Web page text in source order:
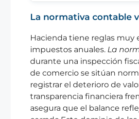
La normativa contable
Hacienda tiene reglas muy
impuestos anuales. La
durante una inspección
de comercio se sitúan
registrar el deterioro de
transparencia financiera
asegura que el balance